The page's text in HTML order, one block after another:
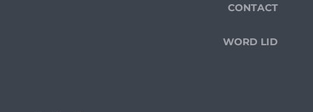
CONTACT
WORD LID